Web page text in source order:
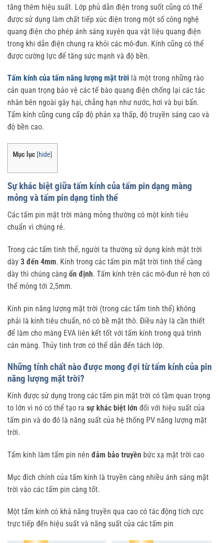
tăng thêm hiệu suất. Lớp phủ dẫn điện trong suốt cũng có thể
được sử dụng làm chất tiếp xúc điện trong một số công nghệ
quang điện cho phép ánh sáng xuyên qua vật liệu quang điện
trong khi dẫn điện chung ra khỏi các mô-đun. Kính cũng có thể
được cường lực để tăng sức mạnh và độ bền.
Tấm kính của tấm năng lượng mặt trời là một trong những rào
cản quan trọng bảo vệ các tế bào quang điện chống lại các tác
nhân bên ngoài gây hại, chẳng hạn như nước, hơi và bụi bẩn.
Tấm kính cũng cung cấp độ phản xạ thấp, độ truyền sáng cao và
độ bền cao.
Mục lục [hide]
Sự khác biệt giữa tấm kính của tấm pin dạng màng
mỏng và tấm pin dạng tinh thể
Các tấm pin mặt trời màng mỏng thường có một kính tiêu
chuẩn vì chúng rẻ.
Trong các tấm tinh thể, người ta thường sử dụng kính mặt trời
dày 3 đến 4mm. Kính trong các tấm pin mặt trời tinh thể càng
dày thì chúng càng ổn định. Tấm kính trên các mô-đun rẻ hơn có
thể mỏng tới 2,5mm.
Kính pin năng lượng mặt trời (trong các tấm tinh thể) không
phải là kính tiêu chuẩn, nó có bề mặt thô. Điều này là cần thiết
để làm cho màng EVA liên kết tốt với tấm kính trong quá trình
cán màng. Thủy tinh trơn có thể dẫn đến tách lớp.
Những tính chất nào được mong đợi từ tấm kính của pin
năng lượng mặt trời?
Kính được sử dụng trong các tấm pin mặt trời có tầm quan trọng
to lớn vì nó có thể tạo ra sự khác biệt lớn đối với hiệu suất của
tấm pin và do đó là năng suất của hệ thống PV năng lượng mặt
trời.
Tấm kính làm tấm pin nên đảm bảo truyền bức xạ mặt trời cao
Mục đích chính của tấm kính là truyền càng nhiều ánh sáng mặt
trời vào các tấm pin càng tốt.
Một tấm kính có khả năng truyền qua cao có tác động tích cực
trực tiếp đến hiệu suất và năng suất của các tấm pin